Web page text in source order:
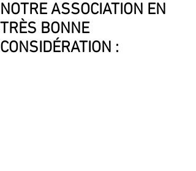
NOTRE ASSOCIATION EN
TRÈS BONNE
CONSIDÉRATION :